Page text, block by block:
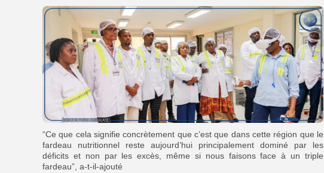
“Ce que cela signifie concrètement que c’est que dans cette région que le
fardeau nutritionnel reste aujourd’hui principalement dominé par les
déficits et non par les excès, même si nous faisons face à un triple
fardeau”, a-t-il-ajouté